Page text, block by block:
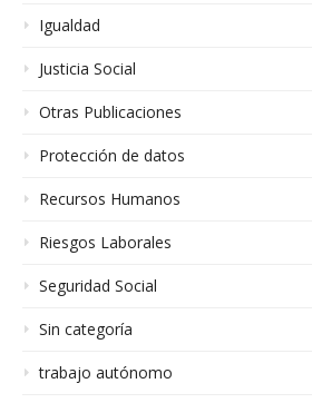
Igualdad
Justicia Social
Otras Publicaciones
Protección de datos
Recursos Humanos
Riesgos Laborales
Seguridad Social
Sin categoría
trabajo autónomo